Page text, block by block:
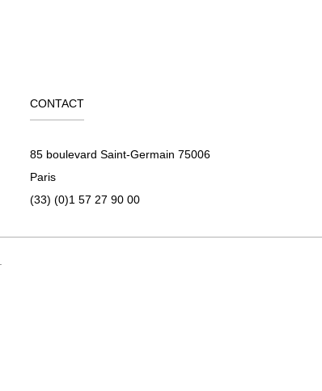
CONTACT
85 boulevard Saint-Germain 75006
Paris
(33) (0)1 57 27 90 00